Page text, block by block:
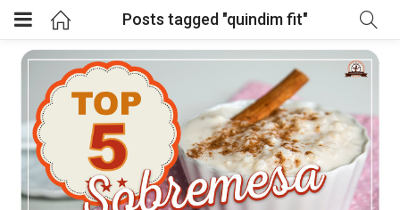
Posts tagged "quindim fit"